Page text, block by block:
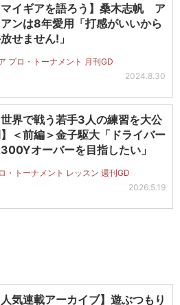
マイギアを語ろう】桑木志帆 ア
ンは8年愛用「打感がいいから
せません!」
プロ・トーナメント 月刊GD
2024.8.30
世界で戦う若手3人の練習を大公
＜前編＞金子駆大「ドライバー
オーバーを目指したい」
・トーナメント レッスン 週刊GD
2026.5.19
人気連載アーカイブ】遊ぶつもり